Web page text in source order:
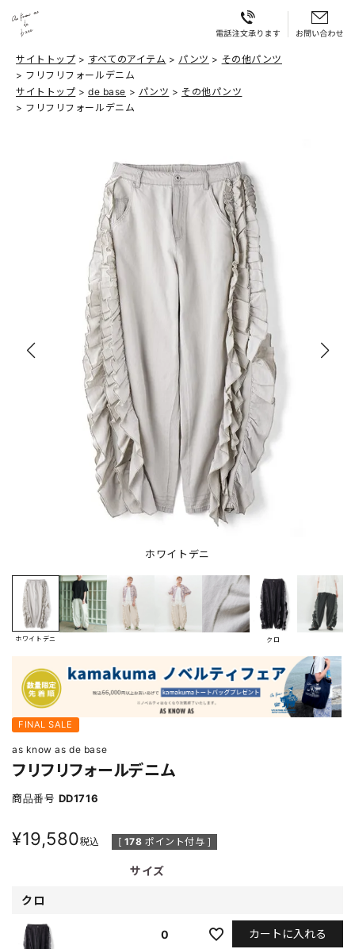
サイトトップ すべてのアイテム パンツ
その他パンツ
フリフリフォールデニム
サイトトップ
de base パンツ
その他パンツ
フリフリフォールデニム
ホワイトデニ
ホワイトデニ クロ
FINAL SALE
as know as de base
フリフリフォールデニム
商品番号 DD1716
¥19,580税込 [ 178 ポイント付与 ]
サイズ
クロ
0 カートに入れる